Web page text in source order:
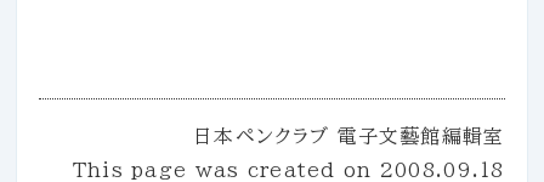
日本ペンクラブ 電子文藝館編輯室
This page was created on 2008.09.18